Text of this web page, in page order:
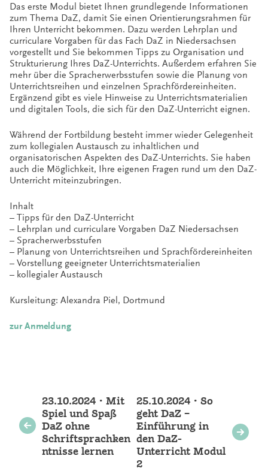
Das erste Modul bietet Ihnen grundlegende Informationen
zum Thema DaZ, damit Sie einen Orientierungsrahmen für
Ihren Unterricht bekommen. Dazu werden Lehrplan und
curriculare Vorgaben für das Fach DaZ in Niedersachsen
vorgestellt und Sie bekommen Tipps zu Organisation und
Strukturierung Ihres DaZ-Unterrichts. Außerdem erfahren Sie
mehr über die Spracherwerbsstufen sowie die Planung von
Unterrichtsreihen und einzelnen Sprachfördereinheiten.
Ergänzend gibt es viele Hinweise zu Unterrichtsmaterialien
und digitalen Tools, die sich für den DaZ-Unterricht eignen.
Während der Fortbildung besteht immer wieder Gelegenheit
zum kollegialen Austausch zu inhaltlichen und
organisatorischen Aspekten des DaZ-Unterrichts. Sie haben
auch die Möglichkeit, Ihre eigenen Fragen rund um den DaZ-
Unterricht miteinzubringen.
Inhalt
– Tipps für den DaZ-Unterricht
– Lehrplan und curriculare Vorgaben DaZ Niedersachsen
– Spracherwerbsstufen
– Planung von Unterrichtsreihen und Sprachfördereinheiten
– Vorstellung geeigneter Unterrichtsmaterialien
– kollegialer Austausch
Kursleitung: Alexandra Piel, Dortmund
zur Anmeldung
Weitere
Veranstaltungen
23.10.2024 • Mit
Spiel und Spaß
DaZ ohne
Schriftsprachken
ntnisse lernen
25.10.2024 • So
geht DaZ –
Einführung in
den DaZ-
Unterricht Modul
2